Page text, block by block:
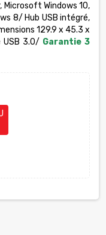
Microsoft Windows 10,
8/ Hub USB intégré,
129.9 x 45.3 x
USB 3.0/ Garantie 3